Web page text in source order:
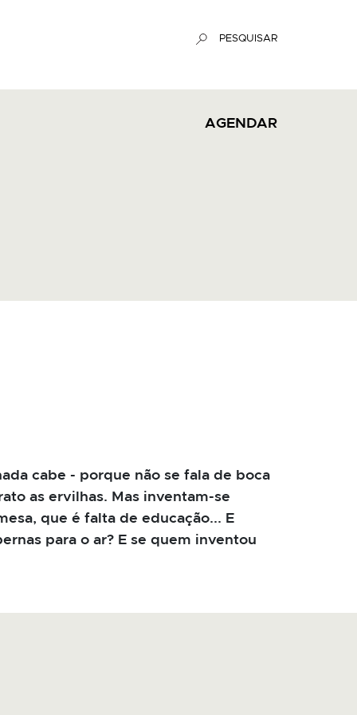
PESQUISAR
AGENDAR
cabe - porque não se fala de boca
as ervilhas. Mas inventam-se
que é falta de educação... E
para o ar? E se quem inventou